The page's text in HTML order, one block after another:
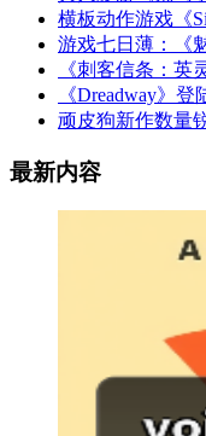
横板动作游戏《
游戏七日薄：《
《刺客信条：英
《Dreadway》登
顽皮狗新作数量
最新内容